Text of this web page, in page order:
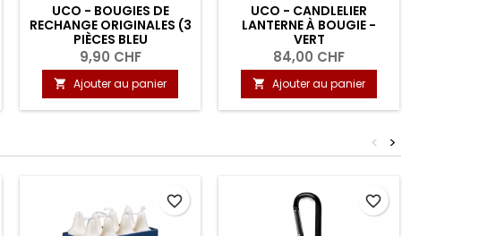
UCO - BOUGIES DE
RECHANGE ORIGINALES (3
PIÈCES BLEU
CITRONNELLE)
9,90 CHF
 Ajouter au panier
UCO - CANDLELIER
LANTERNE À BOUGIE -
VERT
84,00 CHF
 Ajouter au panier
>
<
favorite_border favorite_border